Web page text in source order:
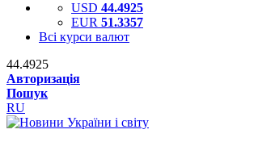
USD 44.4925
EUR 51.3357
Всі курси валют
44.4925
Авторизація
Пошук
RU